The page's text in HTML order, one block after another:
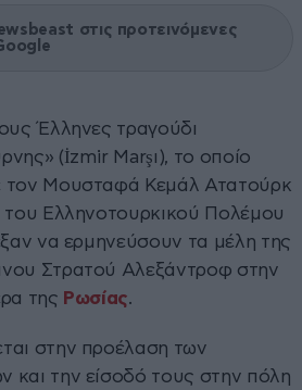
στις προτεινόμενες
Έλληνες τραγούδι
(İzmir Marşı), το οποίο
τον Μουσταφά Κεμάλ Ατατούρκ
του Ελληνοτουρκικού Πολέμου
να ερμηνεύσουν τα μέλη της
Στρατού Αλεξάντροφ στην
της Ρωσίας.
στην προέλαση των
και την είσοδό τους στην πόλη